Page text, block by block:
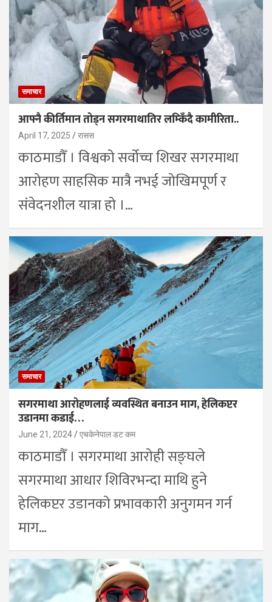
समाचार
आफ्नै कीर्तिमान तोड्न सगरमाथातिर लम्किँदै कामीरिता..
April 17, 2025 रासस
काठमाडौँ । विश्वको सर्वोच्च शिखर सगरमाथा
आरोहण साहसिक मात्रै नभई जोखिमपूर्ण र
संवेदनशील यात्रा हो ।…
समाचार
सगरमाथा आरोहणलाई व्यवस्थित बनाउन माग, हेलिकप्टर
उडानमा कडाई…
June 21, 2024 एचकेनेपाल डट कम
काठमाडौँ । सगरमाथा आरोही सङ्घले
सगरमाथा आधार शिविरभन्दा माथि हुने
हेलिकप्टर उडानको प्रभावकारी अनुगमन गर्न
माग…